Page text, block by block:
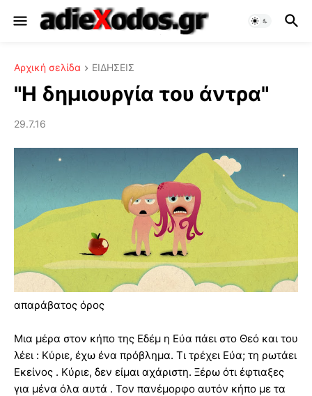
Αρχική σελίδα ΕΙΔΗΣΕΙΣ
"H δημιουργία του άντρα"
29.7.16
απαράβατος όρος
Μια μέρα στον κήπο της Εδέμ η Εύα πάει στο Θεό και του
λέει : Κύριε, έχω ένα πρόβλημα. Τι τρέχει Εύα; τη ρωτάει
Εκείνος . Κύριε, δεν είμαι αχάριστη. Ξέρω ότι έφτιαξες
για μένα όλα αυτά . Τον πανέμορφο αυτόν κήπο με τα